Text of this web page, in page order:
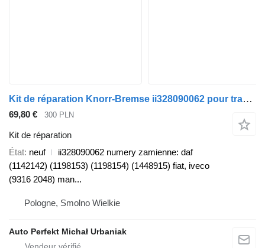
Kit de réparation Knorr-Bremse ii328090062 pour tracteur routier DAF
69,80 € 300 PLN
Kit de réparation
État neuf
ii328090062 numery zamienne: daf
(1142142) (1198153) (1198154) (1448915) fiat, iveco
(9316 2048) man...
Pologne, Smolno Wielkie
Auto Perfekt Michał Urbaniak